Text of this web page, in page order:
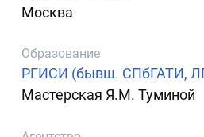
Москва
Образование
РГИСИ (бывш. СПбГАТИ,
Мастерская Я.М. Туминой